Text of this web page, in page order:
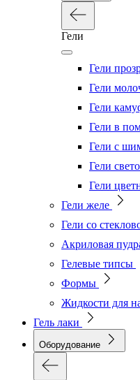
Гели
Гели
Гели
Гели
Гели в
Гели с
Гели
Гели
Гели желе
Гели со
Акриловая
Гелевые типсы
Формы
Жидкости для
Гель лаки
Оборудование